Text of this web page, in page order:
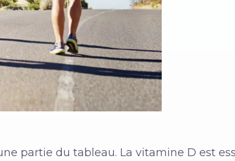
partie du tableau. La vitamine D est